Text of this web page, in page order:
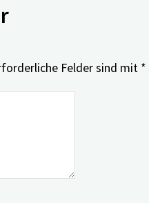
Felder sind mit *